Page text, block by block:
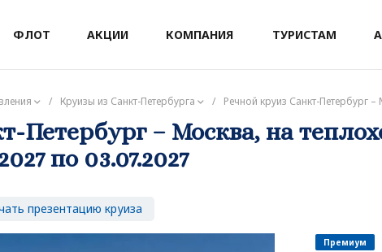
ФЛОТ АКЦИИ КОМПАНИЯ ТУРИСТАМ
/ Круизы из Санкт-Петербурга / Речной круиз Санкт-Петербург
Петербург – Москва, на
по 03.07.2027
презентацию круиза
Премиум